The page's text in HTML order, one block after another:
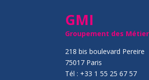
GMI
Groupement des
218 bis boulevard Pereire
75017 Paris
Tél : +33 1 55 25 67 57